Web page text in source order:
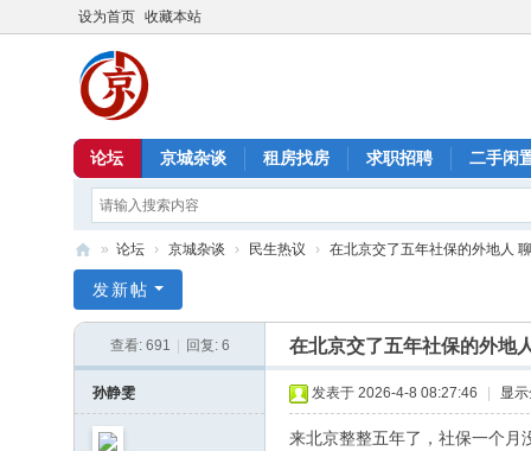
设为首页 收藏本站
论坛 京城杂谈 租房找房 求职招聘 二手闲
京
» 论坛 › 京城杂谈 › 民生热议 › 在北京交了五年社保的外地人
发新帖
查看: 691 回复: 6 在北京交了五年社保的外地
孙静雯 发表于 2026-4-8 08:27:46 显
来北京整整五年了，社保一个月